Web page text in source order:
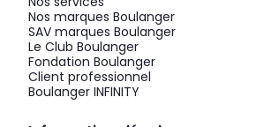
Nos marques Boulanger
SAV marques Boulanger
Le Club Boulanger
Fondation Boulanger
Client professionnel
Boulanger INFINITY